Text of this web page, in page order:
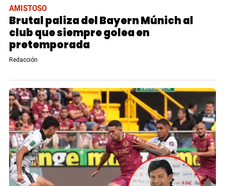
AMISTOSO
Brutal paliza del Bayern Múnich al
club que siempre golea en
pretemporada
Redacción